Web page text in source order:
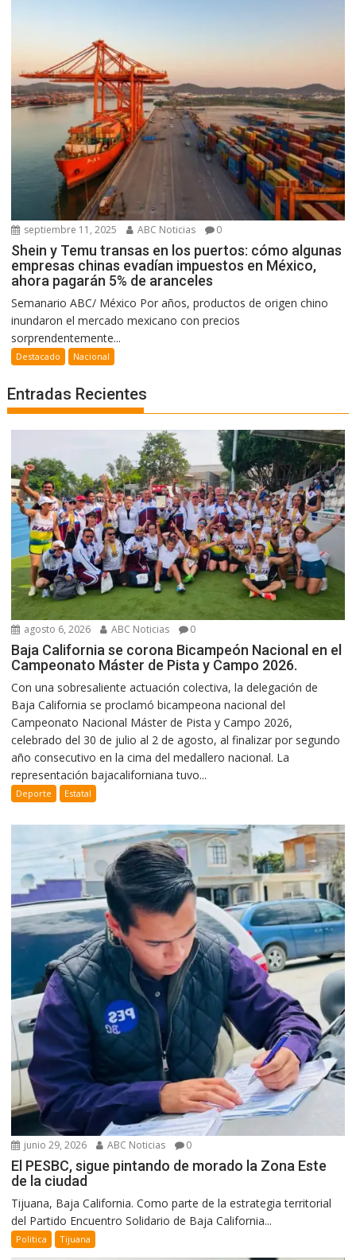
septiembre 11, 2025 ABC Noticias 0
Shein y Temu transas en los puertos: cómo algunas
empresas chinas evadían impuestos en México,
ahora pagarán 5% de aranceles
Semanario ABC/ México Por años, productos de origen chino
inundaron el mercado mexicano con precios
sorprendentemente...
Destacado Nacional
Entradas Recientes
agosto 6, 2026 ABC Noticias 0
Baja California se corona Bicampeón Nacional en el
Campeonato Máster de Pista y Campo 2026.
Con una sobresaliente actuación colectiva, la delegación de
Baja California se proclamó bicampeona nacional del
Campeonato Nacional Máster de Pista y Campo 2026,
celebrado del 30 de julio al 2 de agosto, al finalizar por segundo
año consecutivo en la cima del medallero nacional. La
representación bajacaliforniana tuvo...
Deporte Estatal
junio 29, 2026 ABC Noticias 0
El PESBC, sigue pintando de morado la Zona Este
de la ciudad
Tijuana, Baja California. Como parte de la estrategia territorial
del Partido Encuentro Solidario de Baja California...
Politica Tijuana